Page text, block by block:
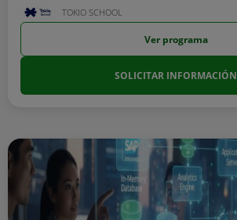
TOKIO SCHOOL
Ver programa
SOLICITAR INFORMACIÓN